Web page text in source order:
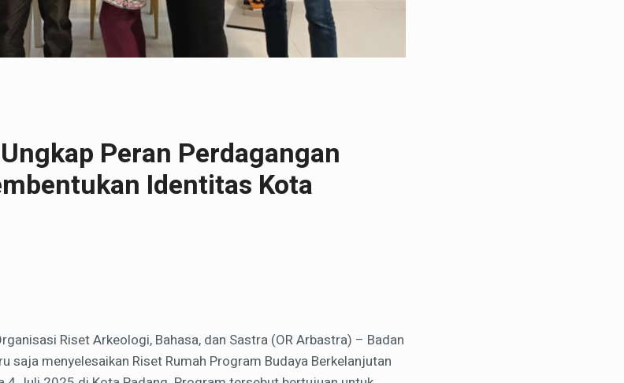
Peran Perdagangan
Identitas Kota
Riset Arkeologi, Bahasa, dan Sastra (OR Arbastra) – Badan
saja menyelesaikan Riset Rumah Program Budaya Berkelanjutan